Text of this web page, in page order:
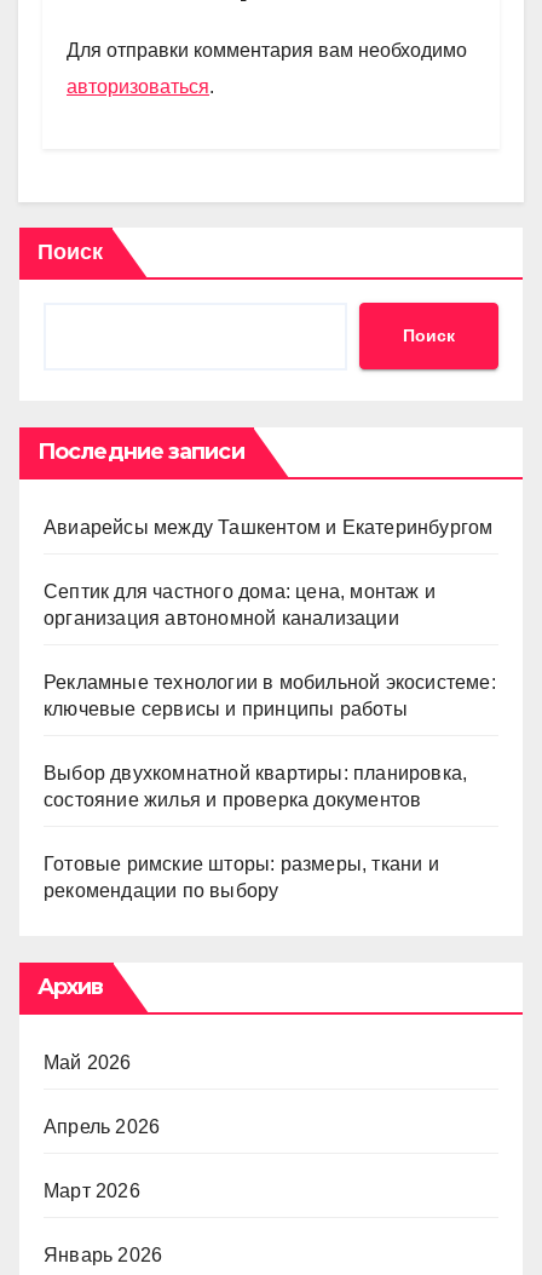
m p
p
a
и
Для отправки комментария вам необходимо
авторизоваться.
Поиск
Поиск
Последние записи
Авиарейсы между Ташкентом и Екатеринбургом
Септик для частного дома: цена, монтаж и
организация автономной канализации
Рекламные технологии в мобильной экосистеме:
ключевые сервисы и принципы работы
Выбор двухкомнатной квартиры: планировка,
состояние жилья и проверка документов
Готовые римские шторы: размеры, ткани и
рекомендации по выбору
Архив
Май 2026
Апрель 2026
Март 2026
Январь 2026